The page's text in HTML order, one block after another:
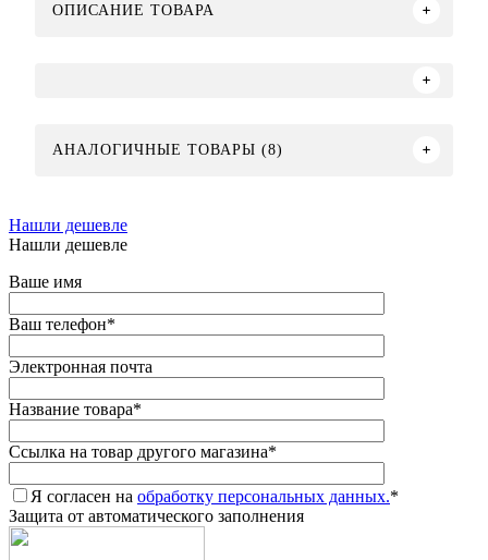
ОПИСАНИЕ ТОВАРА
АНАЛОГИЧНЫЕ ТОВАРЫ (8)
Нашли дешевле
Нашли дешевле
Ваше имя
Ваш телефон*
Электронная почта
Название товара*
Ссылка на товар другого магазина*
Я согласен на обработку персональных данных.*
Защита от автоматического заполнения